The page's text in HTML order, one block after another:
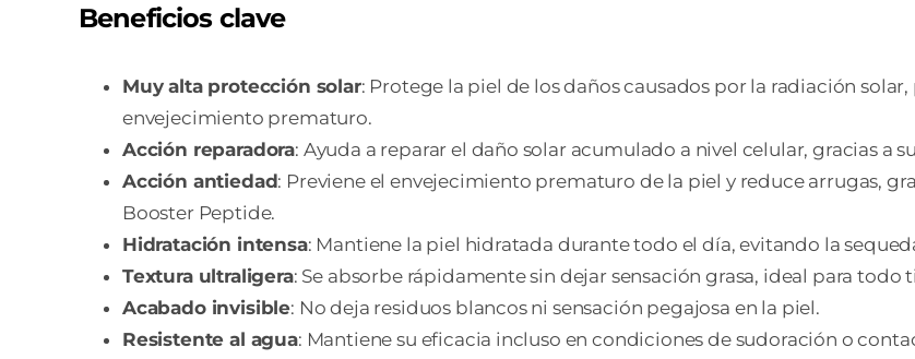
Beneficios clave
Muy alta protección solar: Protege la piel de los daños causados por la radiación
envejecimiento prematuro.
Acción reparadora: Ayuda a reparar el daño solar acumulado a nivel celular, gracias a
Acción antiedad: Previene el envejecimiento prematuro de la piel y reduce arrugas,
Booster Peptide.
Hidratación intensa: Mantiene la piel hidratada durante todo el día, evitando la
Textura ultraligera: Se absorbe rápidamente sin dejar sensación grasa, ideal para todo
Acabado invisible: No deja residuos blancos ni sensación pegajosa en la piel.
Resistente al agua: Mantiene su eficacia incluso en condiciones de sudoración o